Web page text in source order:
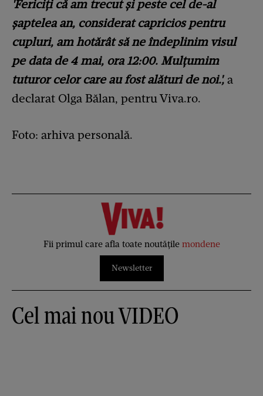
'Fericiți că am trecut și peste cel de-al
șaptelea an, considerat capricios pentru
cupluri, am hotărât să ne îndeplinim visul
pe data de 4 mai, ora 12:00. Mulțumim
tuturor celor care au fost alături de noi.', a
declarat Olga Bălan, pentru Viva.ro.
Foto: arhiva personală.
Fii primul care afla toate noutățile mondene
Newsletter
Cel mai nou VIDEO